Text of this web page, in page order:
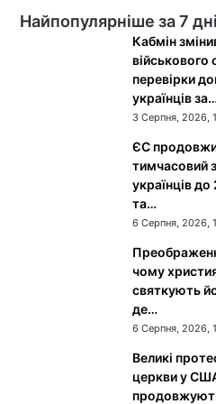
Найпопулярніше за 7
Кабмін
військового
перевірки
українців
3 Серпня, 2026,
ЄС
тимчасовий
українців
та…
6 Серпня, 2026,
чому
святкують
де…
6 Серпня, 2026,
Великі
церкви у